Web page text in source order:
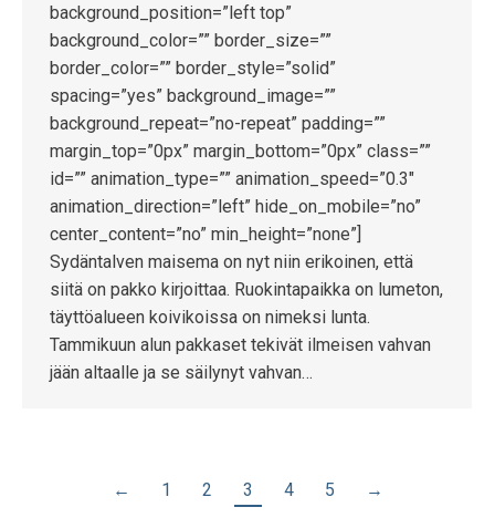
background_position=”left top”
background_color=”” border_size=””
border_color=”” border_style=”solid”
spacing=”yes” background_image=””
background_repeat=”no-repeat” padding=””
margin_top=”0px” margin_bottom=”0px” class=””
id=”” animation_type=”” animation_speed=”0.3″
animation_direction=”left” hide_on_mobile=”no”
center_content=”no” min_height=”none”]
Sydäntalven maisema on nyt niin erikoinen, että
siitä on pakko kirjoittaa. Ruokintapaikka on lumeton,
täyttöalueen koivikoissa on nimeksi lunta.
Tammikuun alun pakkaset tekivät ilmeisen vahvan
jään altaalle ja se säilynyt vahvan…
← 1 2 3 4 5 →